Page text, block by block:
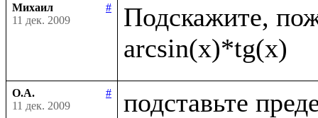
Михаил
#
11 дек. 2009
Подскажите,
О.А.
#
11 дек. 2009
подставьте